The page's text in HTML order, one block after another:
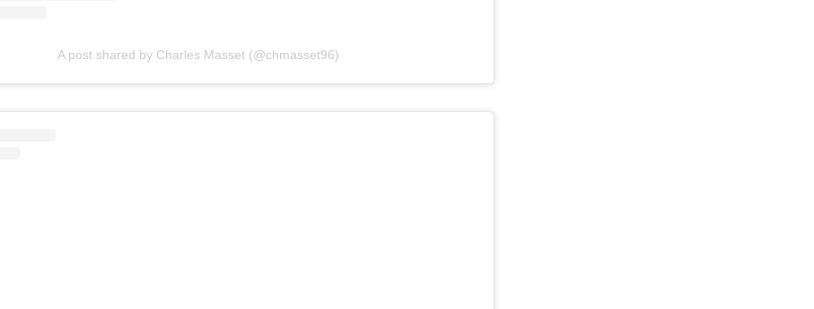
A post shared by Charles Masset (@chmasset96)